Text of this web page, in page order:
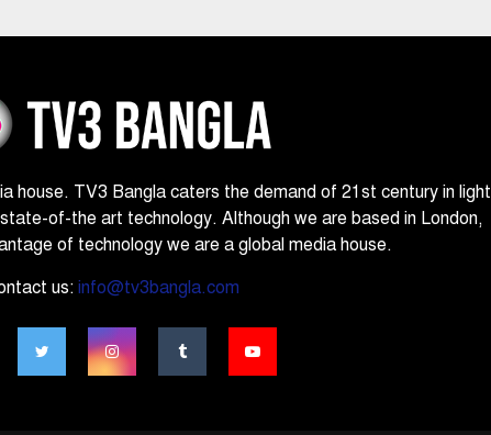
house. TV3 Bangla caters the demand of 21st century in light
of-the art technology. Although we are based in London,
of technology we are a global media house.
us:info@tv3bangla.com